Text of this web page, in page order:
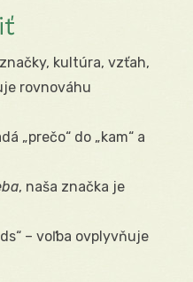
kultúra, vzťah,
rovnováhu
„prečo“ do „kam“ a
, naša značka je
– voľba ovplyvňuje